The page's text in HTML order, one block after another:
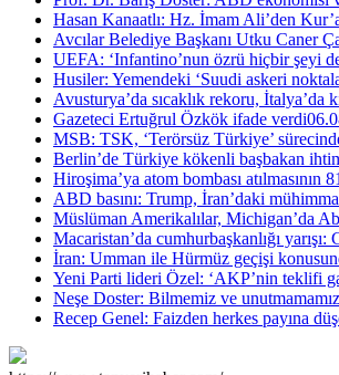
Hasan Kanaatlı: Hz. İmam Ali’den
Avcılar Belediye Başkanı Utku Caner
UEFA: ‘Infantino’nun özrü hiçbir şeyi
Husiler: Yemendeki ‘Suudi askeri
Avusturya’da sıcaklık rekoru, İtalya’da
Gazeteci Ertuğrul Özkök ifade verdi
MSB: TSK, ‘Terörsüz Türkiye’
Berlin’de Türkiye kökenli başbakan
Hiroşima’ya atom bombası atılmasının
ABD basını: Trump, İran’daki
Müslüman Amerikalılar, Michigan’da
Macaristan’da cumhurbaşkanlığı yarışı:
İran: Umman ile Hürmüz geçişi
Yeni Parti lideri Özel: ‘AKP’nin teklifi
Neşe Doster: Bilmemiz ve
Recep Genel: Faizden herkes payına